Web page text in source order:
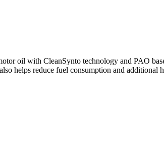
oil with CleanSynto technology and PAO
helps reduce fuel consumption and